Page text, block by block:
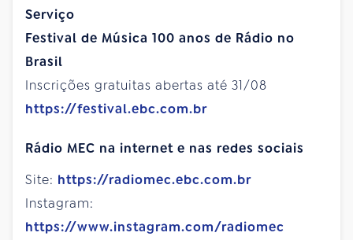
Serviço
Festival de Música 100 anos de Rádio no
Brasil
Inscrições gratuitas abertas até 31/08
https://festival.ebc.com.br
Rádio MEC na internet e nas redes sociais
Site: https://radiomec.ebc.com.br
Instagram:
https://www.instagram.com/radiomec